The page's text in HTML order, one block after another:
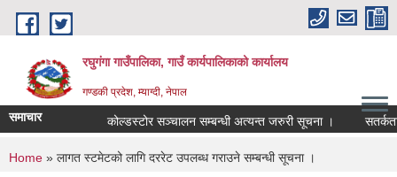
Skip to main content
रघुगंगा गाउँपालिका, गाउँ कार्यपालिकाको कार्यालय
गण्डकी प्रदेश, म्याग्दी, नेपाल
समाचार कोल्डस्टोर सञ्चालन सम्बन्धी अत्यन्त जरुरी सूचना ।
You are here
Home » लागत स्टमेटको लागि दररेट उपलब्ध गराउने सम्बन्धी सूचना ।